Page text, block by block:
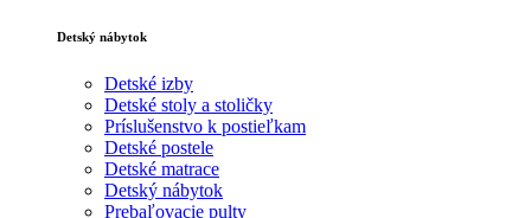
Detský nábytok
Detské izby
Detské stoly a stoličky
Príslušenstvo k postieľkam
Detské postele
Detské matrace
Detský nábytok
Prebaľovacie pulty